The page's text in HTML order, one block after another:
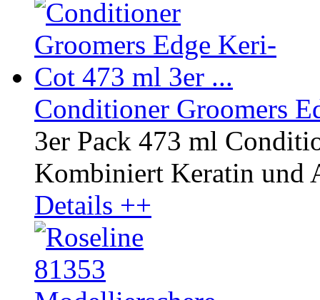
Conditioner Groomers
3er Pack 473 ml
Kombiniert Keratin und
Details ++